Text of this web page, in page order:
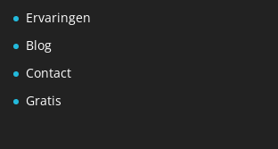
Ervaringen
Blog
Contact
Gratis